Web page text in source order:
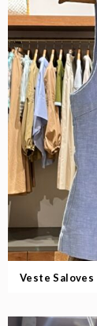
Veste Saloves